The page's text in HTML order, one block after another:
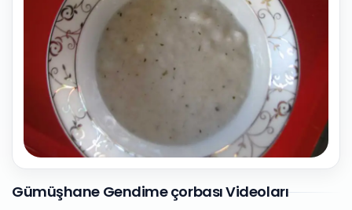
Gümüşhane Gendime çorbası Videoları